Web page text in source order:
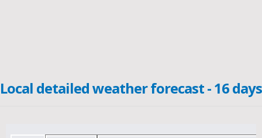
Local detailed weather forecast - 16 days